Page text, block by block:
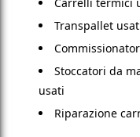
Transpallet
Stoccatori da
usati
Riparazione